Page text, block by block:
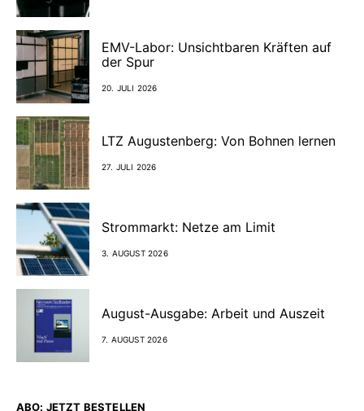
EMV-Labor: Unsichtbaren Kräften auf
der Spur
20. JULI 2026
LTZ Augustenberg: Von Bohnen lernen
27. JULI 2026
Strommarkt: Netze am Limit
3. AUGUST 2026
August-Ausgabe: Arbeit und Auszeit
7. AUGUST 2026
ABO: JETZT BESTELLEN